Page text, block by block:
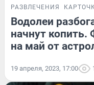
РАЗВЛЕЧЕНИЯ
Водолеи
начнут копить.
на май от
19 апреля, 2023, 17:00